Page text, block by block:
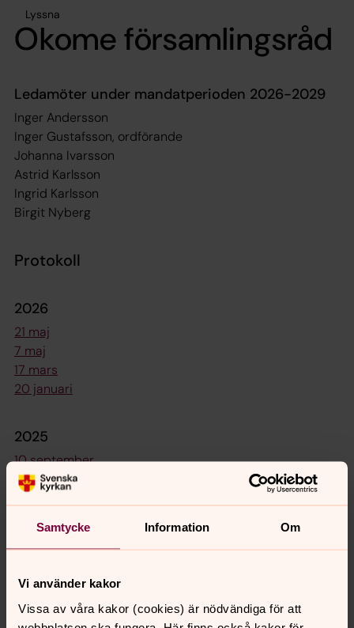
Samtycke Information Om
Vi använder kakor
Vissa av våra kakor (cookies) är nödvändiga för att
Lyssna
Okome församlingsråd
Ledamöter under mandatperioden 2026-2029
Inger Andersson
Inger Gustafsson, ordförande
Johanna Ivarsson
Astrid Karlsson
Ingrid Karlsson
Birgit Nyberg
Protokoll
2026
21 maj
7 maj
17 mars
20 januari
2025
10 september
innehåll?
falkenbergs.pastorat@svenskakyrkan.se